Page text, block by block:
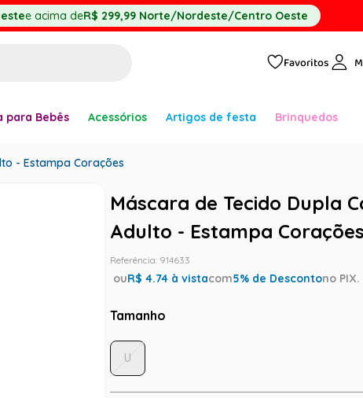
e acima deR$ 299,99 Norte/Nordeste/Centro Oeste
Favoritos
para Bebês Acessórios Artigos de festa Brinquedos
- Estampa Corações
Máscara de Tecido Dupla
Adulto - Estampa Corações
Referência: 914633
ouR$4.74 à vistacom5% de Descontono PIX.
Tamanho
U